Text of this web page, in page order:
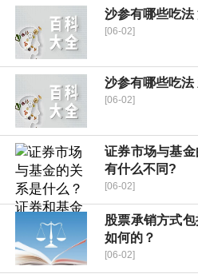
沙参有哪些吃法
[06-02]
沙参有哪些吃法
[06-02]
证券市场与基
有什么不同?
[06-02]
股票承销方式
如何的？
[06-02]